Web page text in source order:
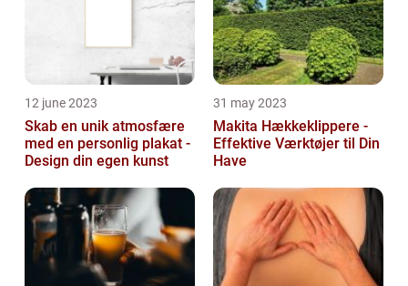
12 june 2023
Skab en unik atmosfære
med en personlig plakat -
Design din egen kunst
31 may 2023
Makita Hækkeklippere -
Effektive Værktøjer til Din
Have